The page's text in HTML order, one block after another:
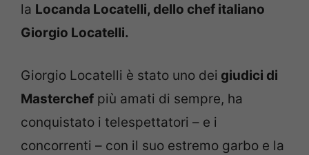
la Locanda Locatelli, dello chef italiano
Giorgio Locatelli.
Giorgio Locatelli è stato uno dei giudici di
Masterchef più amati di sempre, ha
conquistato i telespettatori – e i
concorrenti – con il suo estremo garbo e la